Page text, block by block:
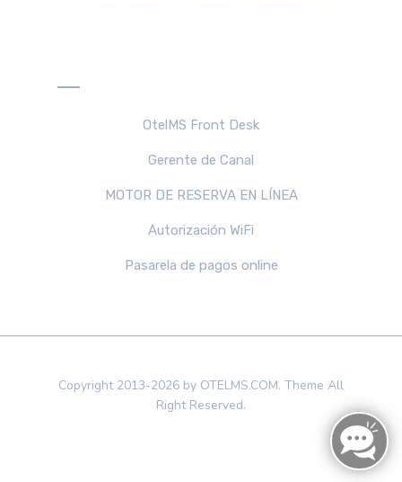
OtelMS Front Desk
Gerente de Canal
MOTOR DE RESERVA EN LÍNEA
Autorización WiFi
Pasarela de pagos online
Copyright 2013-2026 by OTELMS.COM. Theme All
Right Reserved.